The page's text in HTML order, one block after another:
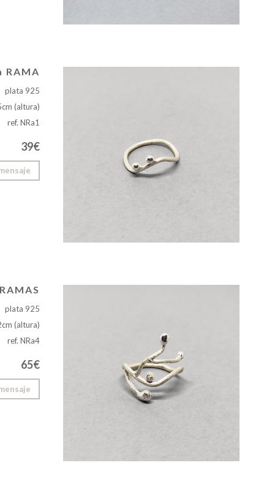
RAMA
plata 925
(altura)
ref. NRa1
39€
plata 925
(altura)
ref. NRa4
65€